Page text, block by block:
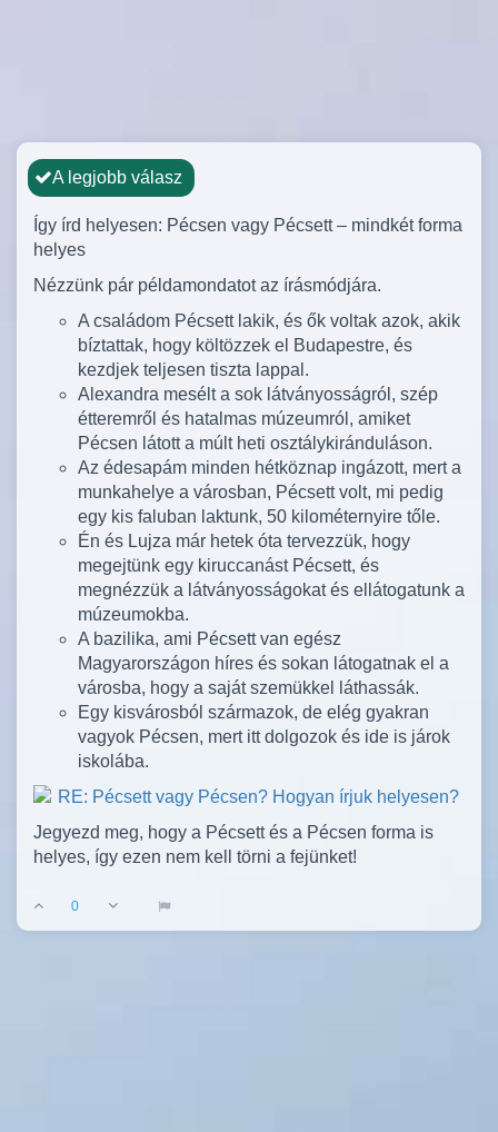
A legjobb válasz
Így írd helyesen: Pécsen vagy Pécsett – mindkét forma
helyes
Nézzünk pár példamondatot az írásmódjára.
A családom Pécsett lakik, és ők voltak azok, akik
bíztattak, hogy költözzek el Budapestre, és
kezdjek teljesen tiszta lappal.
Alexandra mesélt a sok látványosságról, szép
étteremről és hatalmas múzeumról, amiket
Pécsen látott a múlt heti osztálykiránduláson.
Az édesapám minden hétköznap ingázott, mert a
munkahelye a városban, Pécsett volt, mi pedig
egy kis faluban laktunk, 50 kilométernyire tőle.
Én és Lujza már hetek óta tervezzük, hogy
megejtünk egy kiruccanást Pécsett, és
megnézzük a látványosságokat és ellátogatunk a
múzeumokba.
A bazilika, ami Pécsett van egész
Magyarországon híres és sokan látogatnak el a
városba, hogy a saját szemükkel láthassák.
Egy kisvárosból származok, de elég gyakran
vagyok Pécsen, mert itt dolgozok és ide is járok
iskolába.
Jegyezd meg, hogy a Pécsett és a Pécsen forma is
helyes, így ezen nem kell törni a fejünket!
0